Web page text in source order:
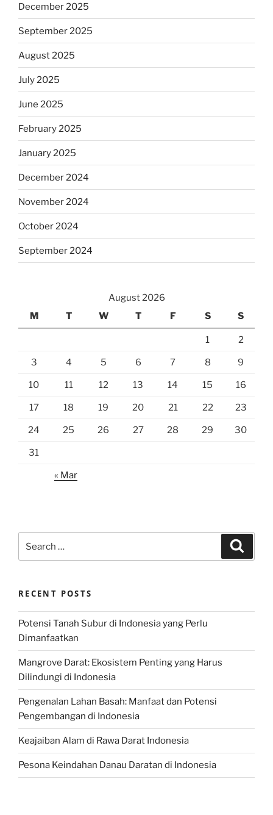
December 2025
September 2025
August 2025
July 2025
June 2025
February 2025
January 2025
December 2024
November 2024
October 2024
September 2024
August 2026
M
T W T F S S
1 2
3 4 5 6 7 8 9
10 11 12 13 14 15 16
17 18 19 20 21 22 23
24 25 26 27 28 29 30
31
« Mar
for:
RECENT POSTS
Potensi Tanah Subur di Indonesia yang Perlu
Dimanfaatkan
Mangrove Darat: Ekosistem Penting yang Harus
Dilindungi di Indonesia
Pengenalan Lahan Basah: Manfaat dan Potensi
Pengembangan di Indonesia
Keajaiban Alam di Rawa Darat Indonesia
Pesona Keindahan Danau Daratan di Indonesia